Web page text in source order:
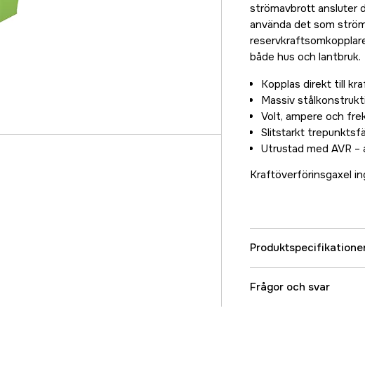
strömavbrott ansluter
använda det som
både hus och lantbruk.
Kopplas direkt till
Massiv
Volt, ampere och
Slitstarkt
Utrustad med AVR
Kraftöverförinsgaxel
Effekt (P), max
Frågor och svar